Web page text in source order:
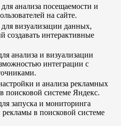
анализа посещаемости и
на сайте.
визуализации данных,
создавать интерактивные
анализа и визуализации
интеграции с
и анализа рекламных
поисковой системе Яндекс.
запуска и мониторинга
рекламы в поисковой системе